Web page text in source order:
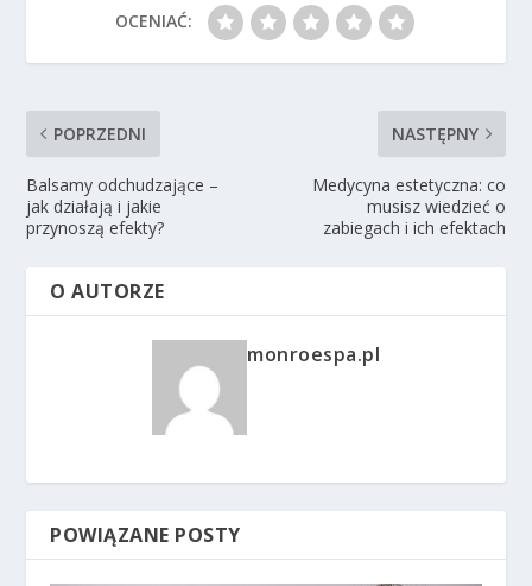
OCENIAĆ:
POPRZEDNI
Balsamy odchudzające –
jak działają i jakie
przynoszą efekty?
NASTĘPNY
Medycyna estetyczna: co
musisz wiedzieć o
zabiegach i ich efektach
O AUTORZE
monroespa.pl
POWIĄZANE POSTY